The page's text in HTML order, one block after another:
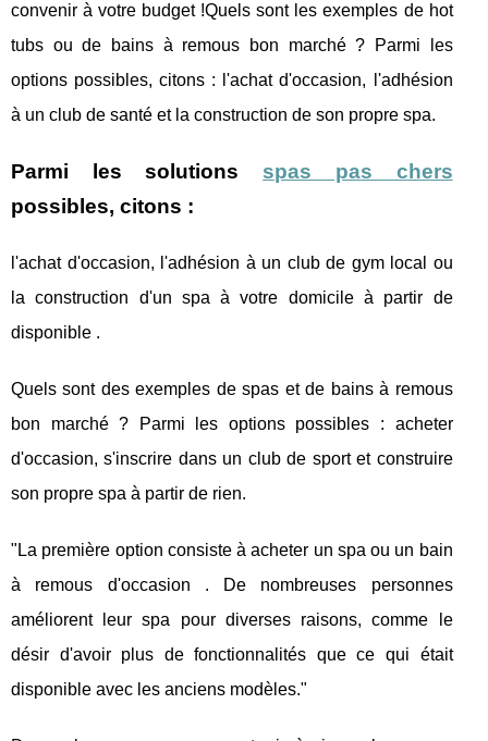
convenir à votre budget !Quels sont les exemples de hot
tubs ou de bains à remous bon marché ? Parmi les
options possibles, citons : l'achat d'occasion, l'adhésion
à un club de santé et la construction de son propre spa.
Parmi les solutions spas pas chers
possibles, citons :
l'achat d'occasion, l'adhésion à un club de gym local ou
la construction d'un spa à votre domicile à partir de
disponible .
Quels sont des exemples de spas et de bains à remous
bon marché ? Parmi les options possibles : acheter
d'occasion, s'inscrire dans un club de sport et construire
son propre spa à partir de rien.
"La première option consiste à acheter un spa ou un bain
à remous d'occasion . De nombreuses personnes
améliorent leur spa pour diverses raisons, comme le
désir d'avoir plus de fonctionnalités que ce qui était
disponible avec les anciens modèles."